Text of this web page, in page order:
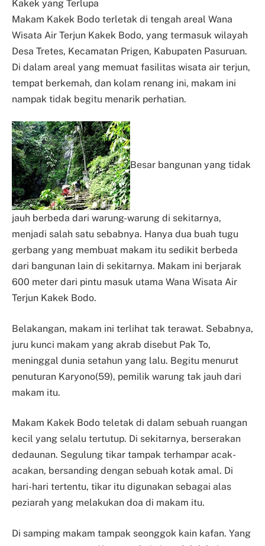
Kakek yang Terlupa
Makam Kakek Bodo terletak di tengah areal Wana
Wisata Air Terjun Kakek Bodo, yang termasuk wilayah
Desa Tretes, Kecamatan Prigen, Kabupaten Pasuruan.
Di dalam areal yang memuat fasilitas wisata air terjun,
tempat berkemah, dan kolam renang ini, makam ini
nampak tidak begitu menarik perhatian.
Besar bangunan yang tidak
jauh berbeda dari warung-warung di sekitarnya,
menjadi salah satu sebabnya. Hanya dua buah tugu
gerbang yang membuat makam itu sedikit berbeda
dari bangunan lain di sekitarnya. Makam ini berjarak
600 meter dari pintu masuk utama Wana Wisata Air
Terjun Kakek Bodo.
Belakangan, makam ini terlihat tak terawat. Sebabnya,
juru kunci makam yang akrab disebut Pak To,
meninggal dunia setahun yang lalu. Begitu menurut
penuturan Karyono(59), pemilik warung tak jauh dari
makam itu.
Makam Kakek Bodo teletak di dalam sebuah ruangan
kecil yang selalu tertutup. Di sekitarnya, berserakan
dedaunan. Segulung tikar tampak terhampar acak-
acakan, bersanding dengan sebuah kotak amal. Di
hari-hari tertentu, tikar itu digunakan sebagai alas
peziarah yang melakukan doa di makam itu.
Di samping makam tampak seonggok kain kafan. Yang